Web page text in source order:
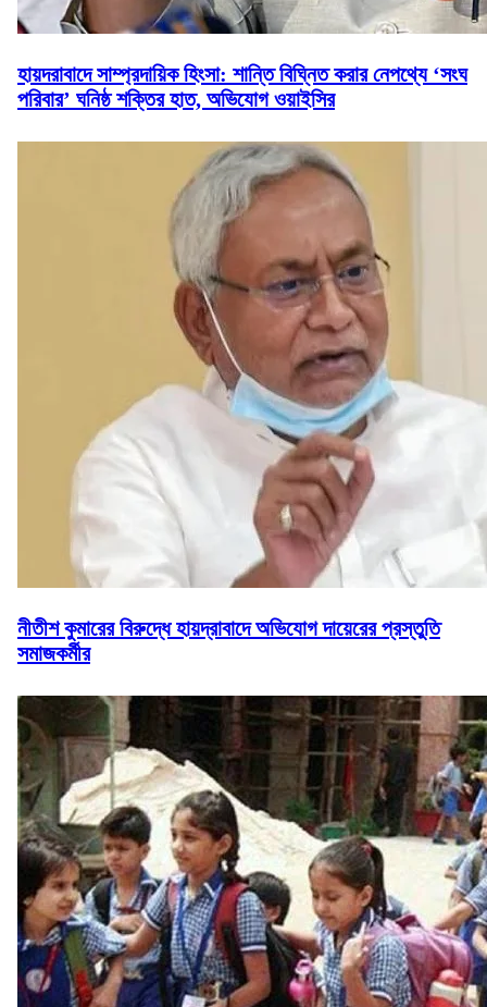
হায়দরাবাদে সাম্প্রদায়িক হিংসা: শান্তি বিঘ্নিত করার নেপথ্যে ‘সংঘ
পরিবার’ ঘনিষ্ঠ শক্তির হাত, অভিযোগ ওয়াইসির
নীতীশ কুমারের বিরুদ্ধে হায়দ্রাবাদে অভিযোগ দায়েরের প্রস্তুতি
সমাজকর্মীর